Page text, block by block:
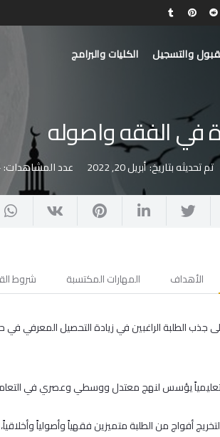
والتسجيل الكليات والبرامج
في الفقه واصوله
تم تحديثه بتاريخ:أبريل 20, 2022 عدد المشاهدات:
الأهداف المهارات المكتسبة شروط
جذب الطلبة الراغبين في زيادة التحصيل المعرفي
تعليمياً يؤسس لنهج معتدل ووسطي وعصري في
أفواج من الطلبة متميزين فقهياً وأصولياً